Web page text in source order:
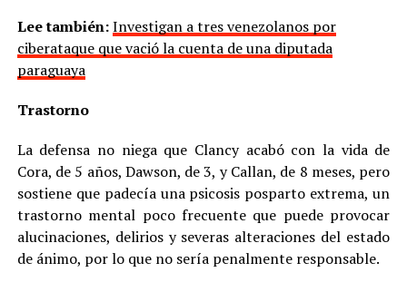
Lee también:Investigan a tres venezolanos por
ciberataque que vació la cuenta de una diputada
paraguaya
Trastorno
La defensa no niega que Clancy acabó con la vida de
Cora, de 5 años, Dawson, de 3, y Callan, de 8 meses, pero
sostiene que padecía una psicosis posparto extrema, un
trastorno mental poco frecuente que puede provocar
alucinaciones, delirios y severas alteraciones del estado
de ánimo, por lo que no sería penalmente responsable.